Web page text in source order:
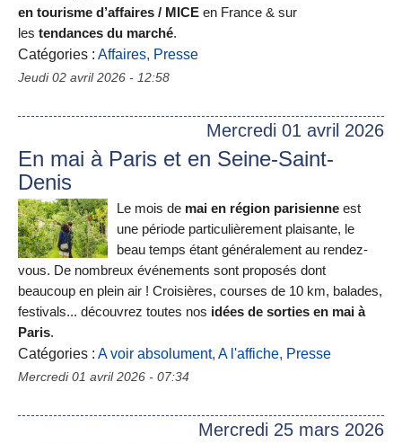
en tourisme d’affaires / MICE en France & sur
les tendances du marché.
Catégories : Affaires, Presse
Jeudi 02 avril 2026 - 12:58
Mercredi 01 avril 2026
En mai à Paris et en Seine-Saint-
Denis
Le mois de mai en région parisienne est
une période particulièrement plaisante, le
beau temps étant généralement au rendez-
vous. De nombreux événements sont proposés dont
beaucoup en plein air ! Croisières, courses de 10 km, balades,
festivals... découvrez toutes nos idées de sorties en mai à
Paris.
Catégories : A voir absolument, A l'affiche, Presse
Mercredi 01 avril 2026 - 07:34
Mercredi 25 mars 2026